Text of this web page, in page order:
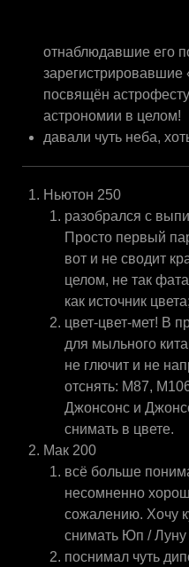
отнаблюдавшие его
зарегистрировавшие
посвящён
астрономии в целом!
давали чуть неба,
Ньютон 250
разобрался с
Просто первый
вот и не сводит
целом, не так
как источник цвета;
цвет-цвет-мет! В
для мыльного
не глючит и не
отснять: M87,
Джонсонс и
снимать в цвете.
Мак 200
всё больше
несомненно
сожалению. Хочу
снимать Юп / Луну
поснимал чуть